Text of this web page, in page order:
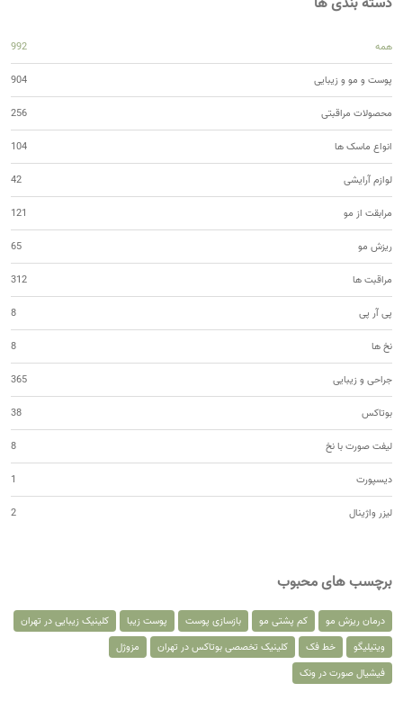
همه 992
پوست و مو و زیبایی 904
محصولات مراقبتی 256
انواع ماسک ها 104
لوازم آرایشی 42
مرابقت از مو 121
ریزش مو 65
مراقبت ها 312
پی آر پی 8
نخ ها 8
جراحی و زیبایی 365
بوتاکس 38
لیفت صورت با نخ 8
دیسپورت 1
لیزر واژینال 2
برچسب های محبوب
درمان ریزش مو کم پشتی مو بازسازی پوست پوست زیبا
کلینیک زیبایی در تهران
ویتیلیگو
خط فک کلینیک تخصصی بوتاکس در تهران
مزوژل
فیشیال صورت در ونک